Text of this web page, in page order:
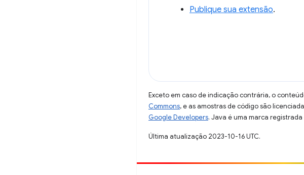
Publique sua extensão.
Exceto em caso de indicação contrária, o
Commons, e as amostras de código são
Google Developers. Java é uma marca
Última atualização 2023-10-16 UTC.